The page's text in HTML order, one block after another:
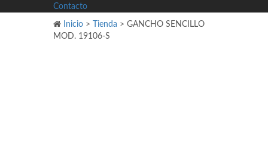
Contacto
Inicio > Tienda > GANCHO SENCILLO
MOD. 19106-S